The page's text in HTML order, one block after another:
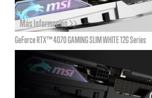
Más Información >>
GeForce RTX™ 4070 GAMING SLIM WHITE 12G Series